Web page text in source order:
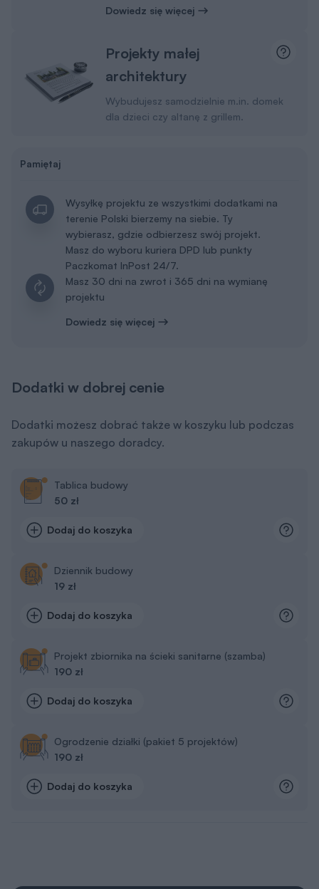
Dowiedz się więcej
Projekty małej
architektury
Wybudujesz samodzielnie m.in. domek
dla dzieci czy altanę z grillem.
Pamiętaj
Wysyłkę projektu ze wszystkimi dodatkami na
terenie Polski bierzemy na siebie. Ty
wybierasz, gdzie odbierzesz swój projekt.
Masz do wyboru kuriera DPD lub punkty
Paczkomat InPost 24/7.
Masz 30 dni na zwrot i 365 dni na wymianę
projektu
Dowiedz się więcej
Dodatki w dobrej cenie
Dodatki możesz dobrać także w koszyku lub podczas
zakupów u naszego doradcy.
Tablica budowy
50 zł
Dodaj do koszyka
Dziennik budowy
19 zł
Dodaj do koszyka
Projekt zbiornika na ścieki sanitarne (szamba)
190 zł
Dodaj do koszyka
Ogrodzenie działki (pakiet 5 projektów)
190 zł
Dodaj do koszyka